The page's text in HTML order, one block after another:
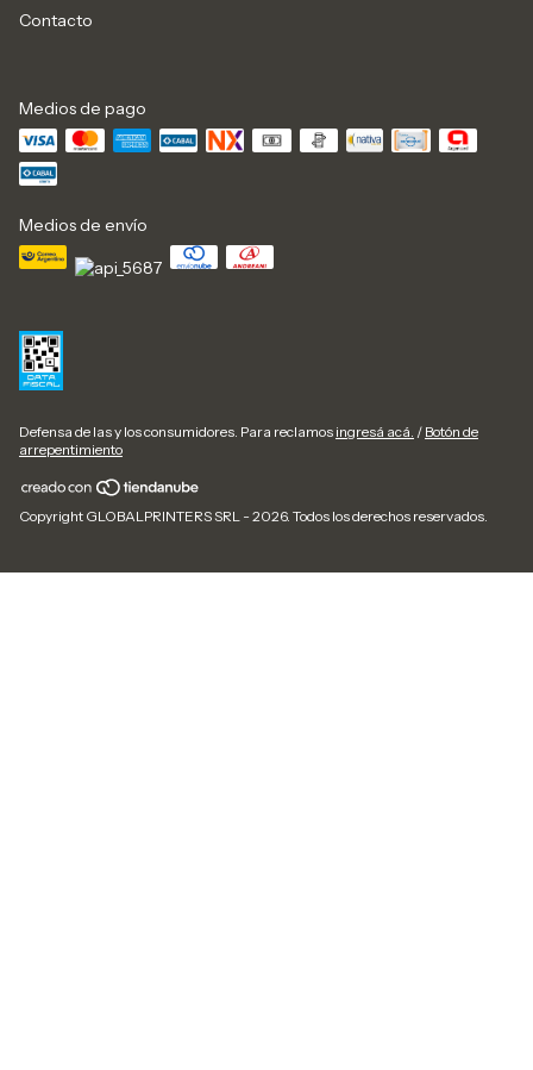
Contacto
Medios de pago
Medios de envío
Defensa de las y los consumidores. Para reclamos ingresá acá. / Botón de
arrepentimiento
Copyright GLOBALPRINTERS SRL - 2026. Todos los derechos reservados.